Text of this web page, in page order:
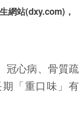
網站(dxy.com)，
冠心病、骨質疏
「重口味」有